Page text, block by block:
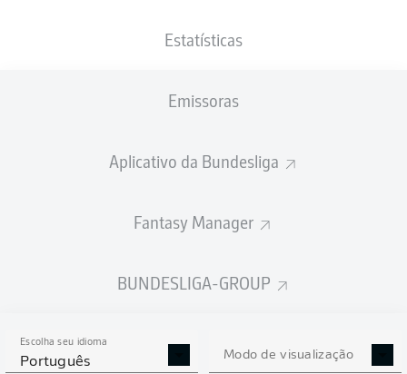
Estatísticas
Emissoras
Aplicativo da Bundesliga
Fantasy Manager
BUNDESLIGA-GROUP
Escolha seu idioma
Português Modo de visualização
0